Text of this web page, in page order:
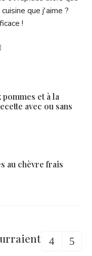
que j'aime ?
!
pommes et à la
avec ou sans
au chèvre frais